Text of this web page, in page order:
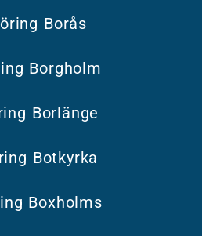
Borås
Borgholm
Borlänge
Botkyrka
Boxholms